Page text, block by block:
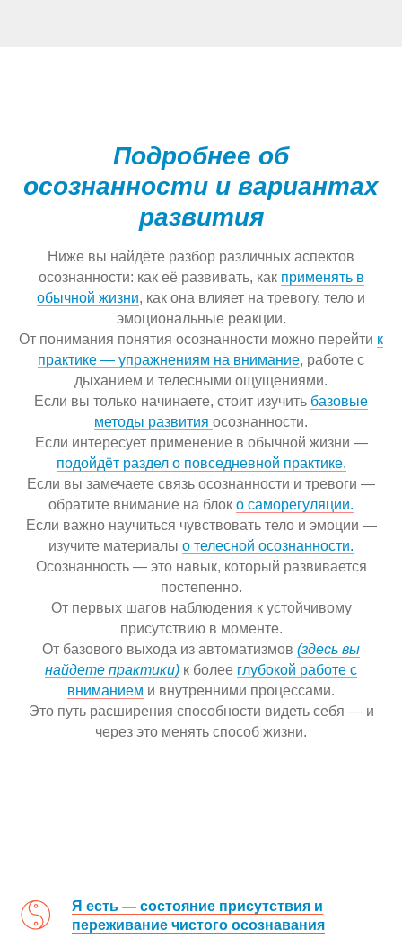
Подробнее об
осознанности и вариантах
развития
Ниже вы найдёте разбор различных аспектов
осознанности: как её развивать, как применять в
обычной жизни, как она влияет на тревогу, тело и
эмоциональные реакции.
От понимания понятия осознанности можно перейти к
практике — упражнениям на внимание, работе с
дыханием и телесными ощущениями.
Если вы только начинаете, стоит изучить базовые
методы развития осознанности.
Если интересует применение в обычной жизни —
подойдёт раздел о повседневной практике.
Если вы замечаете связь осознанности и тревоги —
обратите внимание на блок о саморегуляции.
Если важно научиться чувствовать тело и эмоции —
изучите материалы о телесной осознанности.
Осознанность — это навык, который развивается
постепенно.
От первых шагов наблюдения к устойчивому
присутствию в моменте.
От базового выхода из автоматизмов (здесь вы
найдете практики) к более глубокой работе с
вниманием и внутренними процессами.
Это путь расширения способности видеть себя — и
через это менять способ жизни.
Я есть — состояние присутствия и
переживание чистого осознавания